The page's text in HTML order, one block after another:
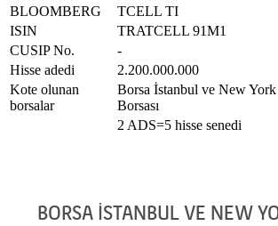
BLOOMBERG
TCELL TI
ISIN
TRATCELL 91M1
CUSIP No.
-
Hisse adedi
2.200.000.000
Kote olunan
borsalar
Borsa İstanbul ve New York
Borsası
2 ADS=5 hisse senedi